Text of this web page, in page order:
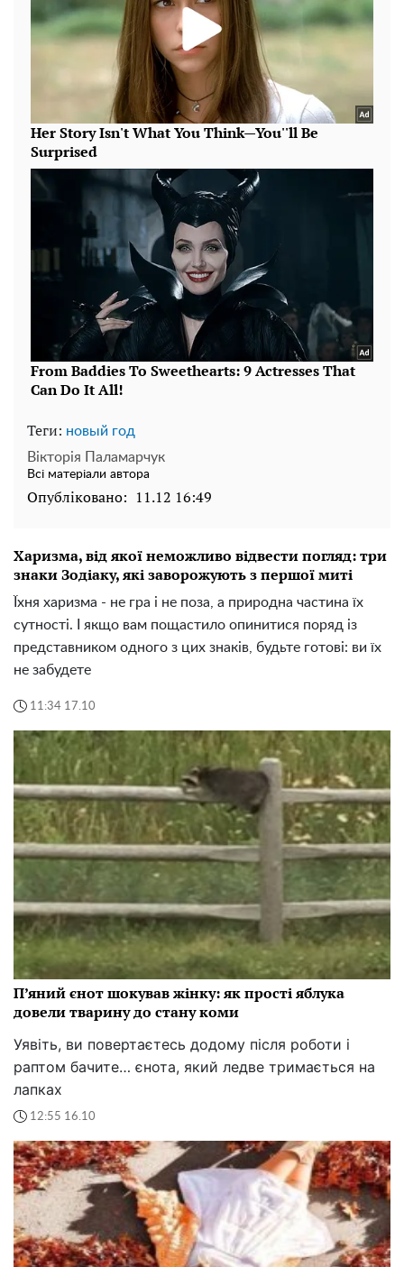
Теги: новый год
Вікторія Паламарчук
Всі матеріали автора
Опубліковано: 11.12 16:49
Харизма, від якої неможливо відвести погляд: три
знаки Зодіаку, які заворожують з першої миті
Їхня харизма - не гра і не поза, а природна частина їх
сутності. І якщо вам пощастило опинитися поряд із
представником одного з цих знаків, будьте готові: ви їх
не забудете
11:34 17.10
П’яний єнот шокував жінку: як прості яблука
довели тварину до стану коми
Уявіть, ви повертаєтесь додому після роботи і
раптом бачите… єнота, який ледве тримається на
лапках
12:55 16.10